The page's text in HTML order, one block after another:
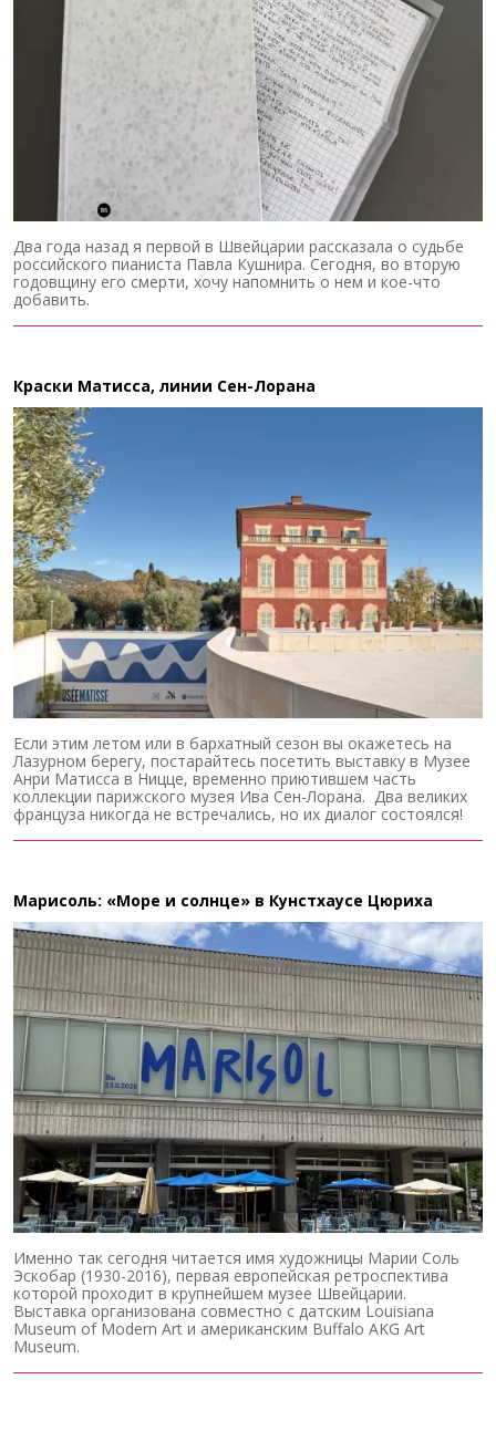
Два года назад я первой в Швейцарии рассказала о судьбе
российского пианиста Павла Кушнира. Сегодня, во вторую
годовщину его смерти, хочу напомнить о нем и кое-что
добавить.
Краски Матисса, линии Сен-Лорана
Если этим летом или в бархатный сезон вы окажетесь на
Лазурном берегу, постарайтесь посетить выставку в Музее
Анри Матисса в Ницце, временно приютившем часть
коллекции парижского музея Ива Сен-Лорана. Два великих
француза никогда не встречались, но их диалог состоялся!
Марисоль: «Море и солнце» в Кунстхаусе Цюриха
Именно так сегодня читается имя художницы Марии Соль
Эскобар (1930-2016), первая европейская ретроспектива
которой проходит в крупнейшем музее Швейцарии.
Выставка организована совместно с датским Louisiana
Museum of Modern Art и американским Buffalo AKG Art
Museum.